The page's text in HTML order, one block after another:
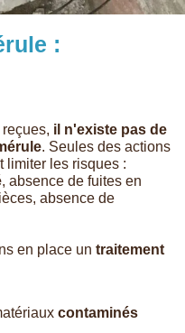
:
il n'existe pas de
. Seules des actions
limiter les risques :
, absence de fuites en
absence de
en place un traitement
contaminés